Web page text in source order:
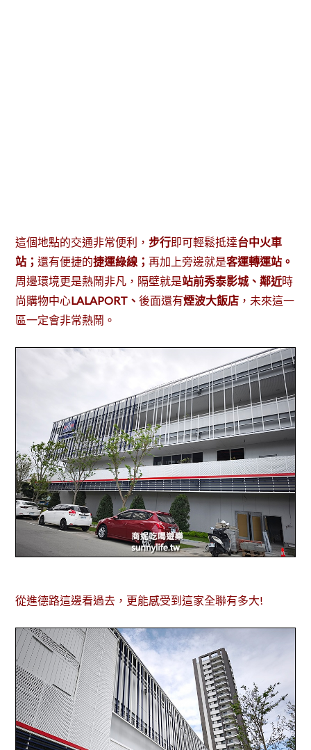
這個地點的交通非常便利， 步行即可輕鬆抵達台中火車
站；還有便捷的捷運綠線；再加上旁邊就是客運轉運站。
周邊環境更是熱鬧非凡，隔壁就是站前秀泰影城、鄰近時
尚購物中心LALAPORT、後面還有煙波大飯店 ，未來這一
區一定會非常熱鬧。
從進德路這邊看過去，更能感受到這家全聯有多大!